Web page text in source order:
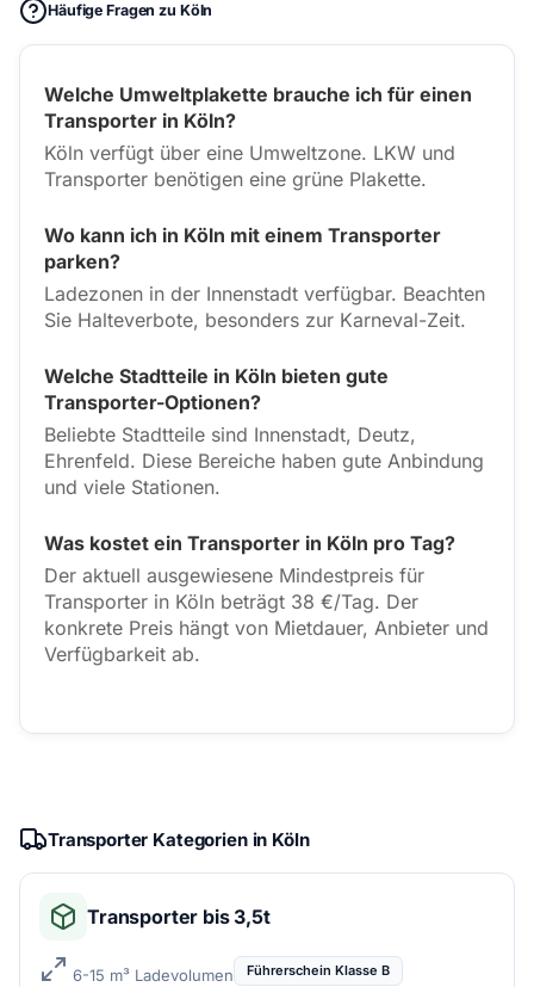
Häufige Fragen zu Köln
Welche Umweltplakette brauche ich für einen
Transporter in Köln?
Köln verfügt über eine Umweltzone. LKW und
Transporter benötigen eine grüne Plakette.
Wo kann ich in Köln mit einem Transporter
parken?
Ladezonen in der Innenstadt verfügbar. Beachten
Sie Halteverbote, besonders zur Karneval-Zeit.
Welche Stadtteile in Köln bieten gute
Transporter-Optionen?
Beliebte Stadtteile sind Innenstadt, Deutz,
Ehrenfeld. Diese Bereiche haben gute Anbindung
und viele Stationen.
Was kostet ein Transporter in Köln pro Tag?
Der aktuell ausgewiesene Mindestpreis für
Transporter in Köln beträgt 38 €/Tag. Der
konkrete Preis hängt von Mietdauer, Anbieter und
Verfügbarkeit ab.
Transporter Kategorien in Köln
Transporter bis 3,5t
6-15 m³ Ladevolumen Führerschein Klasse B